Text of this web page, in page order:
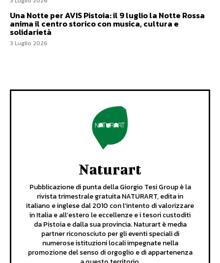
Una Notte per AVIS Pistoia: il 9 luglio la Notte Rossa
anima il centro storico con musica, cultura e
solidarietà
3 Luglio 2026
Naturart
Pubblicazione di punta della Giorgio Tesi Group è la
rivista trimestrale gratuita NATURART, edita in
italiano e inglese dal 2010 con l’intento di valorizzare
in Italia e all’estero le eccellenze e i tesori custoditi
da Pistoia e dalla sua provincia. Naturart è media
partner riconosciuto per gli eventi speciali di
numerose istituzioni locali impegnate nella
promozione del senso di orgoglio e di appartenenza